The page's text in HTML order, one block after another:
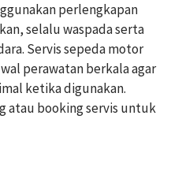
perlengkapan
selalu waspada serta
Servis sepeda motor
perawatan berkala agar
ketika digunakan.
atau booking servis untuk